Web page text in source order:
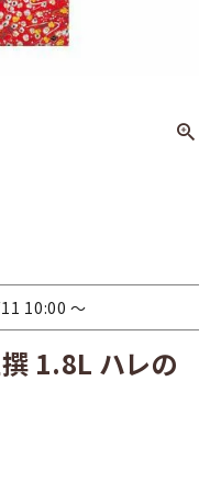
10:00〜
撰 1.8L ハレの